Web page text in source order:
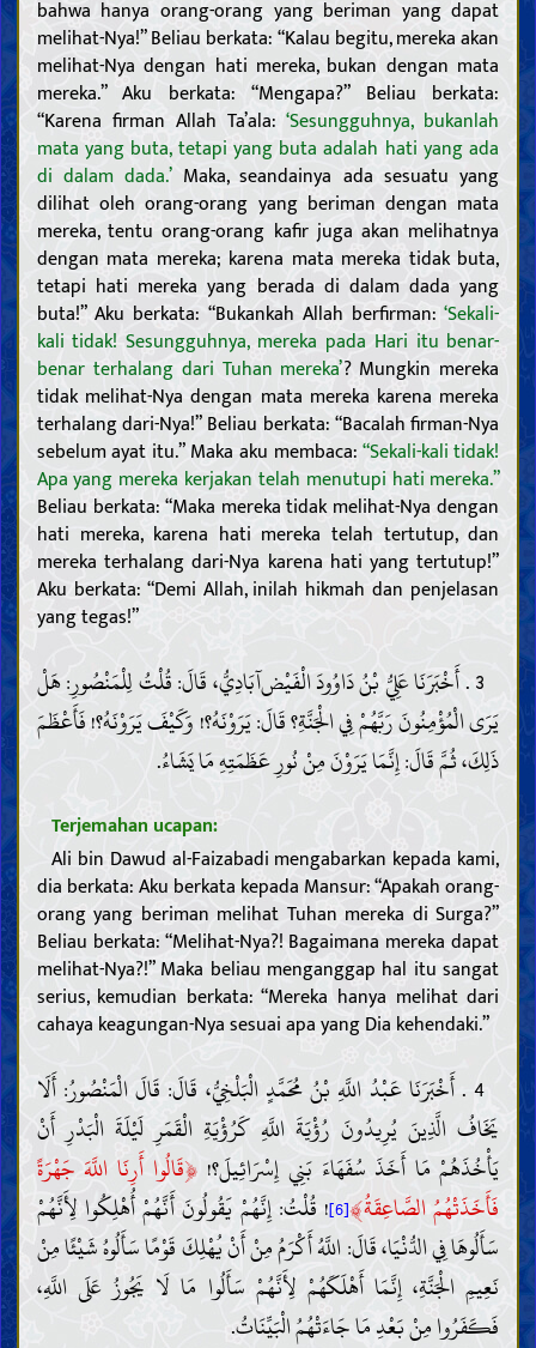
bahwa hanya orang-orang yang beriman yang dapat
melihat-Nya!” Beliau berkata: “Kalau begitu, mereka akan
melihat-Nya dengan hati mereka, bukan dengan mata
mereka.” Aku berkata: “Mengapa?” Beliau berkata:
“Karena firman Allah Ta’ala:‘Sesungguhnya, bukanlah
mata yang buta, tetapi yang buta adalah hati yang ada
di dalam dada.’Maka, seandainya ada sesuatu yang
dilihat oleh orang-orang yang beriman dengan mata
mereka, tentu orang-orang kafir juga akan melihatnya
dengan mata mereka; karena mata mereka tidak buta,
tetapi hati mereka yang berada di dalam dada yang
buta!” Aku berkata: “Bukankah Allah berfirman:‘Sekali-
kali tidak! Sesungguhnya, mereka pada Hari itu benar-
benar terhalang dari Tuhan mereka’? Mungkin mereka
tidak melihat-Nya dengan mata mereka karena mereka
terhalang dari-Nya!” Beliau berkata: “Bacalah firman-Nya
sebelum ayat itu.” Maka aku membaca:“Sekali-kali tidak!
Apa yang mereka kerjakan telah menutupi hati mereka.”
Beliau berkata: “Maka mereka tidak melihat-Nya dengan
hati mereka, karena hati mereka telah tertutup, dan
mereka terhalang dari-Nya karena hati yang tertutup!”
Aku berkata: “Demi Allah, inilah hikmah dan penjelasan
yang tegas!”
3 . أَخْبَرَنَا عَلِيُّ بْنُ دَاوُودَ الْفَيْض‌آبَادِيُّ، قَالَ: قُلْتُ لِلْمَنْصُورِ: هَلْ
يَرَى الْمُؤْمِنُونَ رَبَّهُمْ فِي الْجَنَّةِ؟ قَالَ: يَرَوْنَهُ؟! وَكَيْفَ يَرَوْنَهُ؟! فَأَعْظَمَ
ذَلِكَ، ثُمَّ قَالَ: إِنَّمَا يَرَوْنَ مِنْ نُورِ عَظَمَتِهِ مَا يَشَاءُ.
Terjemahan ucapan:
Ali bin Dawud al-Faizabadi mengabarkan kepada kami,
dia berkata: Aku berkata kepada Mansur: “Apakah orang-
orang yang beriman melihat Tuhan mereka di Surga?”
Beliau berkata: “Melihat-Nya?! Bagaimana mereka dapat
melihat-Nya?!” Maka beliau menganggap hal itu sangat
serius, kemudian berkata: “Mereka hanya melihat dari
cahaya keagungan-Nya sesuai apa yang Dia kehendaki.”
4 . أَخْبَرَنَا عَبْدُ اللَّهِ بْنُ مُحَمَّدٍ الْبَلْخِيُّ، قَالَ: قَالَ الْمَنْصُورُ: أَلَا
يَخَافُ الَّذِينَ يُرِيدُونَ رُؤْيَةَ اللَّهِ كَرُؤْيَةِ الْقَمَرِ لَيْلَةَ الْبَدْرِ أَنْ
يَأْخُذَهُمْ مَا أَخَذَ سُفَهَاءَ بَنِي إِسْرَائِيلَ؟! ﴿قَالُوا أَرِنَا اللَّهَ جَهْرَةً
فَأَخَذَتْهُمُ الصَّاعِقَةُ﴾[6] ! قُلْتُ: إِنَّهُمْ يَقُولُونَ أَنَّهُمْ أُهْلِكُوا لِأَنَّهُمْ
سَأَلُوهَا فِي الدُّنْيَا، قَالَ: اللَّهُ أَكْرَمُ مِنْ أَنْ يُهْلِكَ قَوْمًا سَأَلُوهُ شَيْئًا مِنْ
نَعِيمِ الْجَنَّةِ، إِنَّمَا أَهْلَكَهُمْ لِأَنَّهُمْ سَأَلُوا مَا لَا يَجُوزُ عَلَى اللَّهِ،
فَكَفَرُوا مِنْ بَعْدِ مَا جَاءَتْهُمُ الْبَيِّنَاتُ.